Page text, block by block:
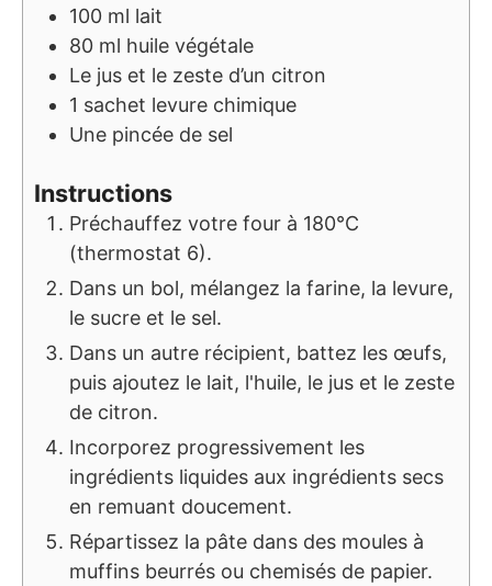
100 ml lait
80 ml huile végétale
Le jus et le zeste d’un citron
1 sachet levure chimique
Une pincée de sel
Instructions
Préchauffez votre four à 180°C
(thermostat 6).
Dans un bol, mélangez la farine, la levure,
le sucre et le sel.
Dans un autre récipient, battez les œufs,
puis ajoutez le lait, l'huile, le jus et le zeste
de citron.
Incorporez progressivement les
ingrédients liquides aux ingrédients secs
en remuant doucement.
Répartissez la pâte dans des moules à
muffins beurrés ou chemisés de papier.